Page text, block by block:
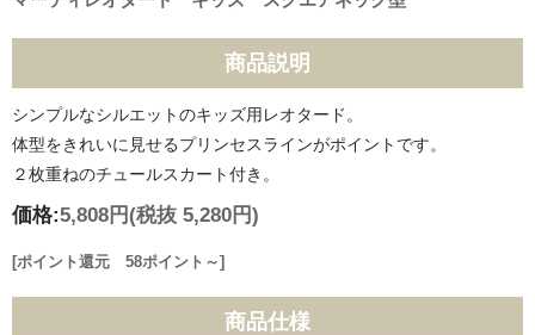
商品説明
シンプルなシルエットのキッズ用レオタード。
体型をきれいに見せるプリンセスラインがポイントです。
２枚重ねのチュールスカート付き。
価格:5,808円 (税抜 5,280円)
[ポイント還元 58ポイント～]
商品仕様